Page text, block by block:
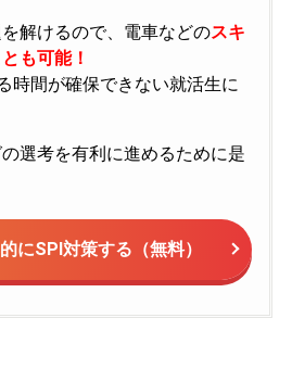
解けるので、電車などのスキ
も可能！
時間が確保できない就活生に
選考を有利に進めるために是
にSPI対策する（無料）